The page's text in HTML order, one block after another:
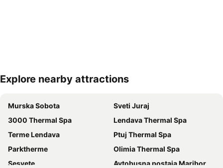
Nagy méretű térkép
Explore nearby attractions
Murska Sobota
Sveti Juraj
3000 Thermal Spa
Lendava Thermal Spa
Terme Lendava
Ptuj Thermal Spa
Parktherme
Olimia Thermal Spa
Sesvete
Avtobusna postaja Maribor